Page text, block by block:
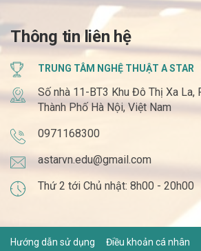
Thông tin liên hệ
TRUNG TÂM NGHỆ THUẬT A STAR
Số nhà 11-BT3 Khu Đô Thị Xa La,
Thành Phố Hà Nội, Việt Nam
0971168300
astarvn.edu@gmail.com
Thứ 2 tới Chủ nhật: 8h00 - 20h00
Hướng dẫn sử dụng Điều khoản cá nhân